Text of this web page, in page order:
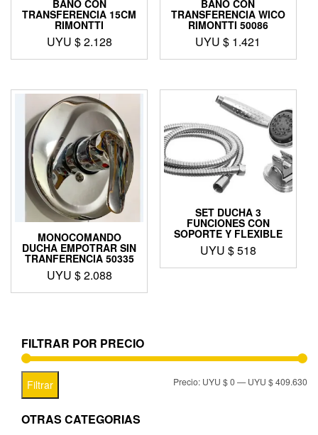
BAÑO CON
TRANSFERENCIA 15CM
RIMONTTI
UYU $2.128
BAÑO CON
TRANSFERENCIA WICO
RIMONTTI 50086
UYU $ 1.421
MONOCOMANDO
DUCHA EMPOTRAR SIN
TRANFERENCIA 50335
UYU $2.088
SET DUCHA 3
FUNCIONES CON
SOPORTE Y FLEXIBLE
UYU $518
FILTRAR POR PRECIO
Filtrar Precio: UYU $ 0—UYU $ 409.630
OTRAS CATEGORIAS